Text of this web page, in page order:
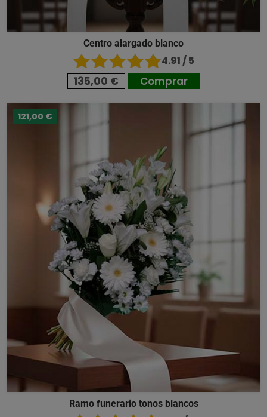
Centro alargado blanco
4.91 / 5
135,00 € Comprar
121,00 €
Ramo funerario tonos blancos